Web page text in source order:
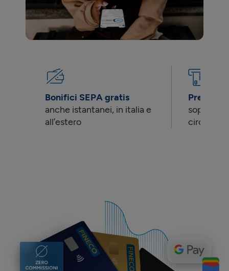
Bonifici SEPA gratis
anche istantanei, in italia e
all’estero
Prelievi
sopra
circuito